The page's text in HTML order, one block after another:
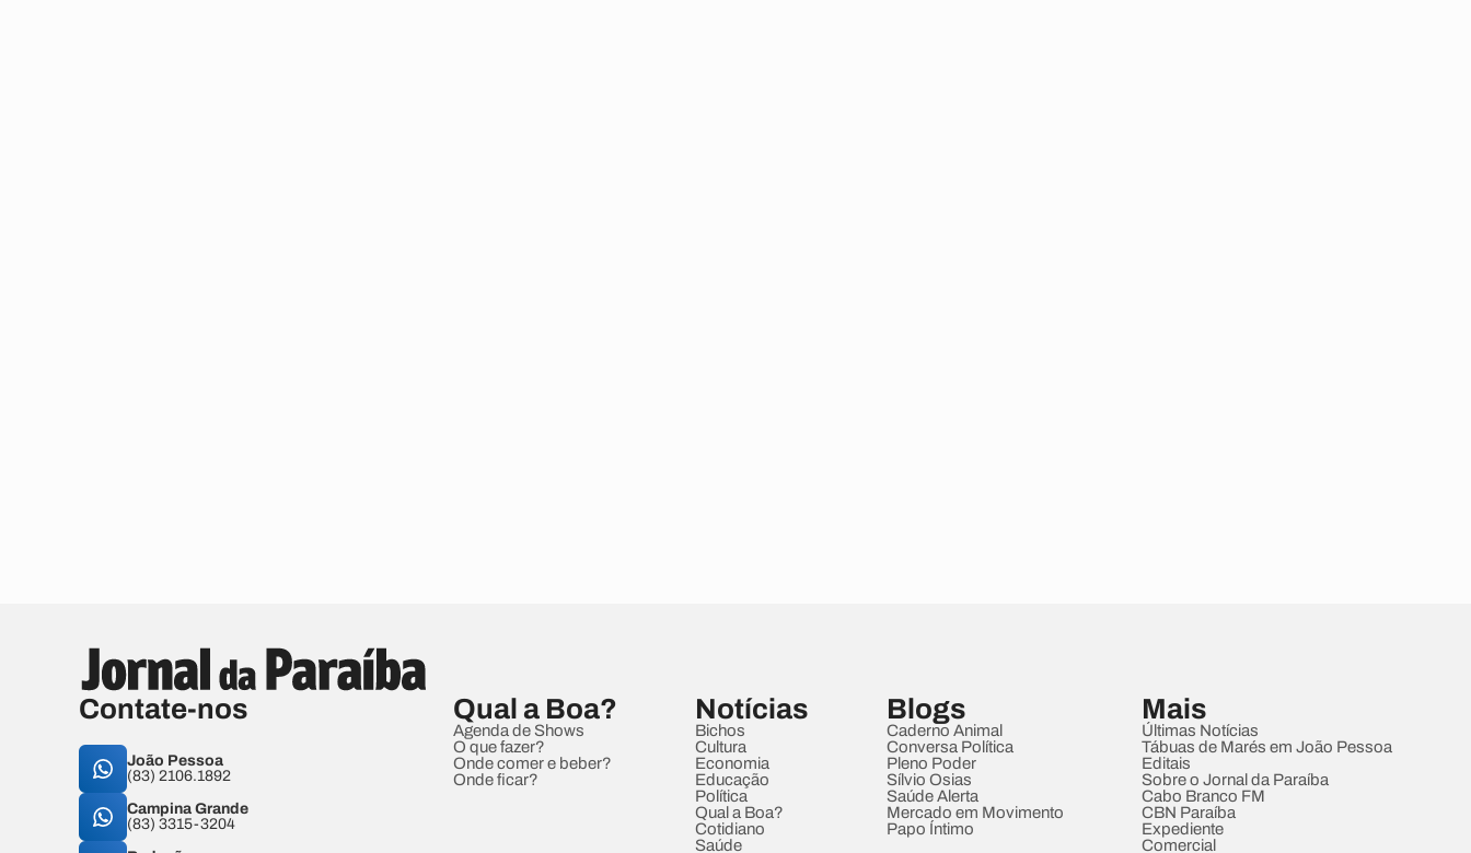
Contate-nos
João Pessoa
(83) 2106.1892
Campina Grande
(83) 3315-3204
Qual a Boa?
Agenda de Shows
O que fazer?
Onde comer e beber?
Onde ficar?
Notícias
Bichos
Cultura
Economia
Educação
Política
Qual a Boa?
Cotidiano
Saúde
Blogs
Caderno Animal
Conversa Política
Pleno Poder
Sílvio Osias
Saúde Alerta
Mercado em Movimento
Papo Íntimo
Mais
Últimas Notícias
Tábuas de Marés em João Pessoa
Editais
Sobre o Jornal da Paraíba
Cabo Branco FM
CBN Paraíba
Expediente
Comercial